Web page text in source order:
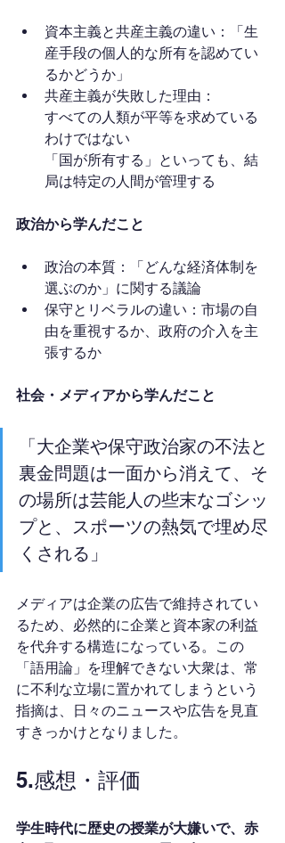
資本主義と共産主義の違い：「生
産手段の個人的な所有を認めてい
るかどうか」
共産主義が失敗した理由：
すべての人類が平等を求めている
わけではない
「国が所有する」といっても、結
局は特定の人間が管理する
政治から学んだこと
政治の本質：「どんな経済体制を
選ぶのか」に関する議論
保守とリベラルの違い：市場の自
由を重視するか、政府の介入を主
張するか
社会・メディアから学んだこと
「大企業や保守政治家の不法と
裏金問題は一面から消えて、そ
の場所は芸能人の些末なゴシッ
プと、スポーツの熱気で埋め尽
くされる」
メディアは企業の広告で維持されてい
るため、必然的に企業と資本家の利益
を代弁する構造になっている。この
「語用論」を理解できない大衆は、常
に不利な立場に置かれてしまうという
指摘は、日々のニュースや広告を見直
すきっかけとなりました。
5.感想・評価
学生時代に歴史の授業が大嫌いで、赤